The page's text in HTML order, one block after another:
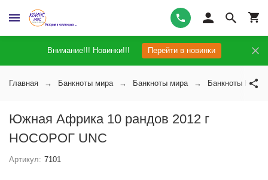
Внимание!!! Новинки!!! Перейти в новинки
Главная Банкноты мира Банкноты мира Банкноты
Южная Африка 10 рандов 2012 г
НОСОРОГ UNC
Артикул: 7101